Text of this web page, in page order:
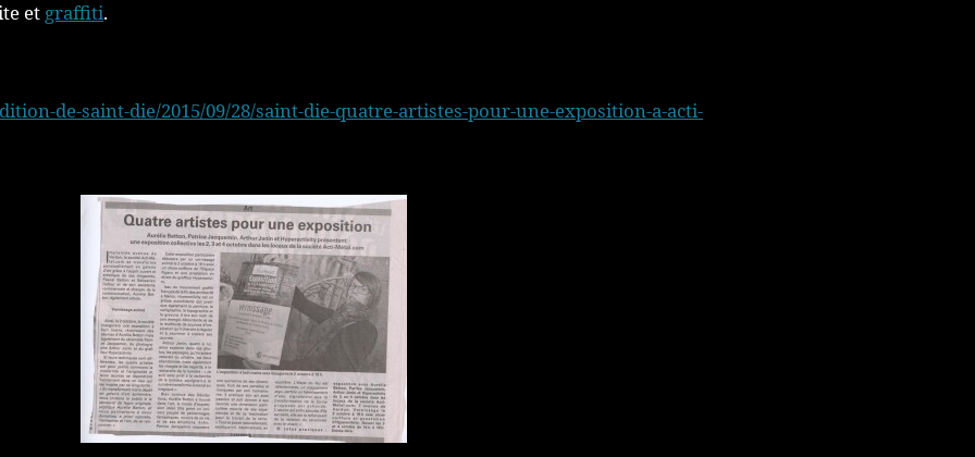
et graffiti.
de-saint-die/2015/09/28/saint-die-quatre-artistes-pour-une-exposition-a-acti-